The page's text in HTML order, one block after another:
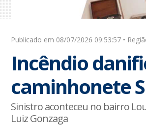
Publicado em 08/07/2026 09:53:57 •
Incêndio
caminhonete
Sinistro aconteceu no bairro
Luiz Gonzaga